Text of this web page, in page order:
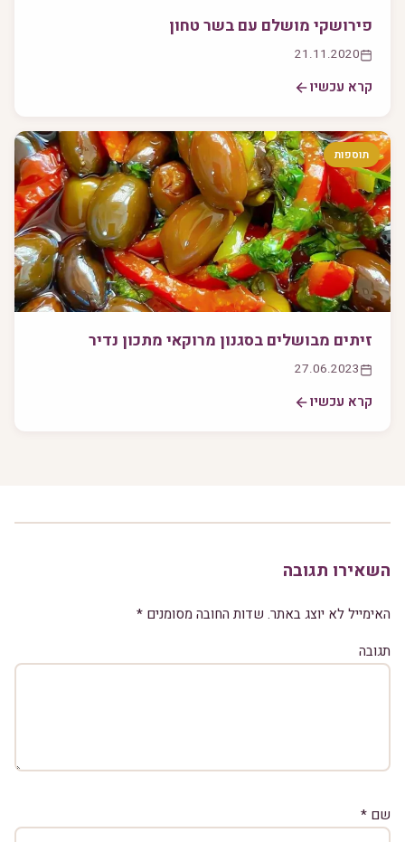
פירושקי מושלם עם בשר טחון
21.11.2020
קרא עכשיו
תוספות
זיתים מבושלים בסגנון מרוקאי מתכון נדיר
27.06.2023
קרא עכשיו
השאירו תגובה
האימייל לא יוצג באתר. שדות החובה מסומנים *
תגובה
שם *